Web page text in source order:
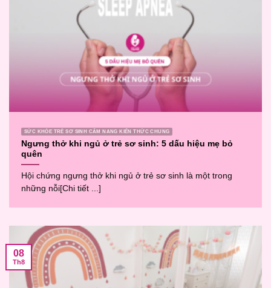
SỨC KHỎE TRẺ SƠ SINH CẨM NANG KIẾN THỨC CHUNG
Ngưng thở khi ngủ ở trẻ sơ sinh: 5 dấu hiệu mẹ bỏ
quên
Hội chứng ngưng thở khi ngủ ở trẻ sơ sinh là một trong
những nỗi[Chi tiết ...]
08
Th8